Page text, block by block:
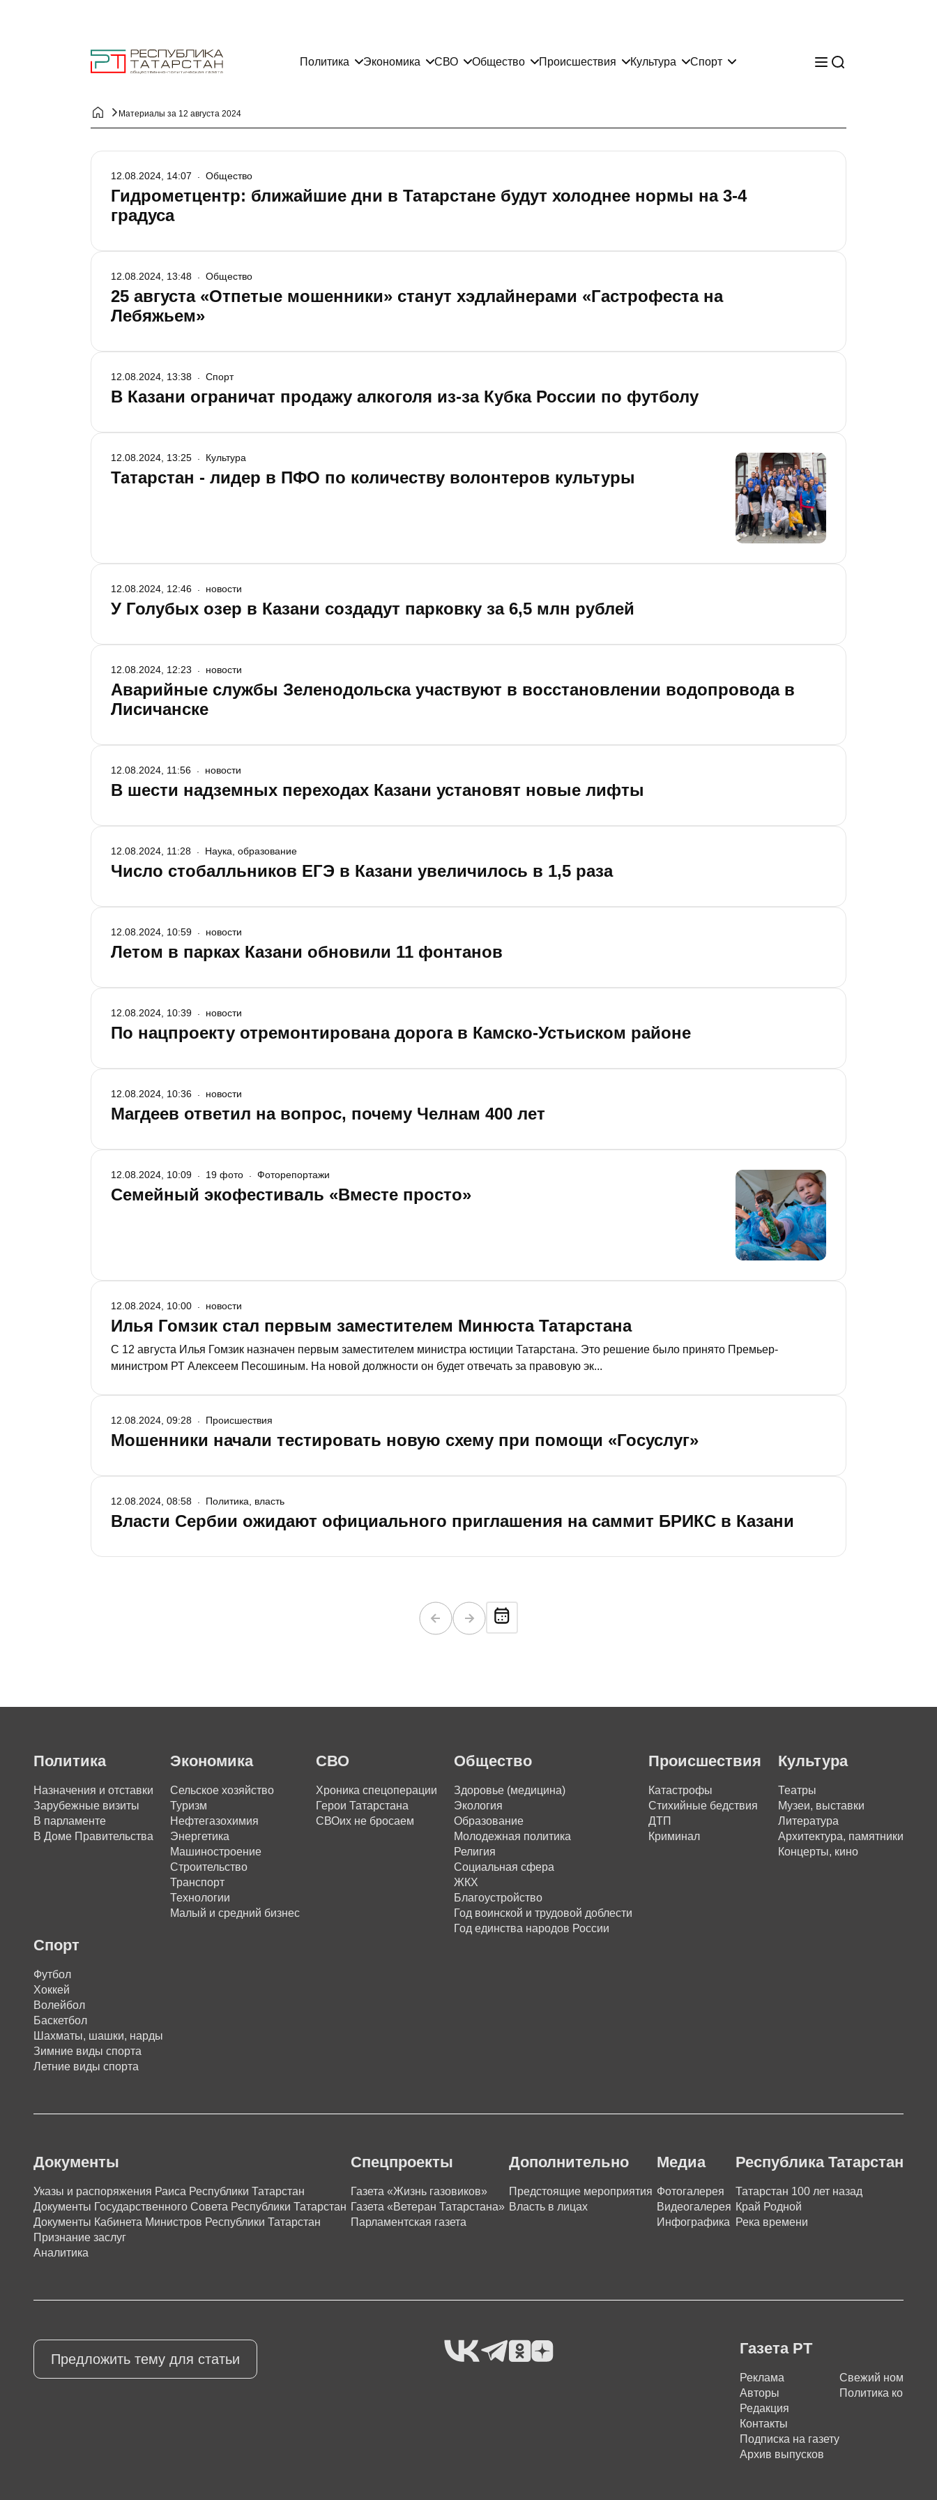
Политика Экономика СВО Общество Происшествия Культура Спорт
Материалы за 12 августа 2024
Гидрометцентр: ближайшие дни в Татарстане будут холоднее нормы на 3-4
градуса
12.08.2024, 14:07 Общество
25 августа «Отпетые мошенники» станут хэдлайнерами «Гастрофеста на
Лебяжьем»
12.08.2024, 13:48 Общество
В Казани ограничат продажу алкоголя из-за Кубка России по футболу
12.08.2024, 13:38 Спорт
Татарстан - лидер в ПФО по количеству волонтеров культуры
12.08.2024, 13:25 Культура
У Голубых озер в Казани создадут парковку за 6,5 млн рублей
12.08.2024, 12:46 новости
Аварийные службы Зеленодольска участвуют в восстановлении водопровода в
Лисичанске
12.08.2024, 12:23 новости
В шести надземных переходах Казани установят новые лифты
12.08.2024, 11:56 новости
Число стобалльников ЕГЭ в Казани увеличилось в 1,5 раза
12.08.2024, 11:28 Наука, образование
Летом в парках Казани обновили 11 фонтанов
12.08.2024, 10:59 новости
По нацпроекту отремонтирована дорога в Камско-Устьиском районе
12.08.2024, 10:39 новости
Магдеев ответил на вопрос, почему Челнам 400 лет
12.08.2024, 10:36 новости
Семейный экофестиваль «Вместе просто»
12.08.2024, 10:09 19 фото Фоторепортажи
Илья Гомзик стал первым заместителем Минюста Татарстана
С 12 августа Илья Гомзик назначен первым заместителем министра юстиции Татарстана. Это решение было принято Премьер-
министром РТ Алексеем Песошиным. На новой должности он будет отвечать за правовую эк...
12.08.2024, 10:00 новости
Мошенники начали тестировать новую схему при помощи «Госуслуг»
12.08.2024, 09:28 Происшествия
Власти Сербии ожидают официального приглашения на саммит БРИКС в Казани
12.08.2024, 08:58 Политика, власть
Политика
Назначения и отставки
Зарубежные визиты
В парламенте
В Доме Правительства
Экономика
Сельское хозяйство
Туризм
Нефтегазохимия
Энергетика
Машиностроение
Строительство
Транспорт
Технологии
Малый и средний бизнес
СВО
Хроника спецоперации
Герои Татарстана
СВОих не бросаем
Общество
Здоровье (медицина)
Экология
Образование
Молодежная политика
Религия
Социальная сфера
ЖКХ
Благоустройство
Год воинской и трудовой доблести
Год единства народов России
Происшествия
Катастрофы
Стихийные бедствия
ДТП
Криминал
Культура
Театры
Музеи, выставки
Литература
Архитектура, памятники
Концерты, кино
Спорт
Футбол
Хоккей
Волейбол
Баскетбол
Шахматы, шашки, нарды
Зимние виды спорта
Летние виды спорта
Документы
Указы и распоряжения Раиса Республики Татарстан
Документы Государственного Совета Республики Татарстан
Документы Кабинета Министров Республики Татарстан
Признание заслуг
Аналитика
Спецпроекты
Газета «Жизнь газовиков»
Газета «Ветеран Татарстана»
Парламентская газета
Дополнительно
Предстоящие мероприятия
Власть в лицах
Медиа
Фотогалерея
Видеогалерея
Инфографика
Республика Татарстан
Татарстан 100 лет назад
Край Родной
Река времени
Предложить тему для статьи
Газета РТ
Реклама
Авторы
Редакция
Контакты
Подписка на газету
Архив выпусков
Свежий номер
Политика